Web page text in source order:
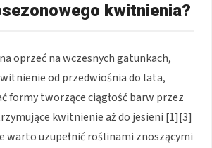
kwitnienia?
oprzeć na wczesnych gatunkach,
od przedwiośnia do lata,
formy tworzące ciągłość barw przez
kwitnienie aż do jesieni [1][3]
warto uzupełnić roślinami znoszącymi